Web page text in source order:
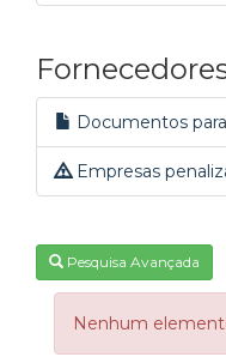
Documentos
Empresas
Pesquisa Avançada
Nenhum